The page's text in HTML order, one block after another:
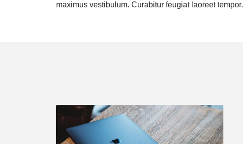
maximus vestibulum. Curabitur feugiat laoreet tempor.